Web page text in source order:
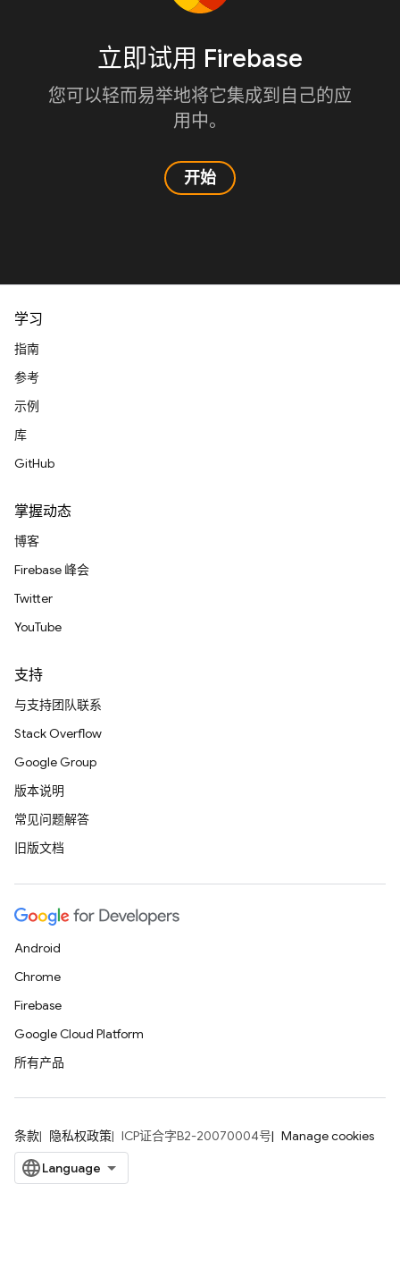
立即试用 Firebase
您可以轻而易举地将它集成到自己的应
用中。
开始
学习
指南
参考
示例
库
GitHub
掌握动态
博客
Firebase 峰会
Twitter
YouTube
支持
与支持团队联系
Stack Overflow
Google Group
版本说明
常见问题解答
旧版文档
Android
Chrome
Firebase
Google Cloud Platform
所有产品
条款 隐私权政策 ICP证合字B2-20070004号 Manage cookies